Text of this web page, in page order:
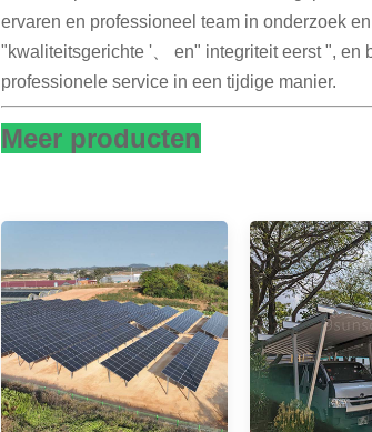
ervaren en professioneel team in onderzoek
"kwaliteitsgerichte '、 en" integriteit eerst ",
professionele service in een tijdige manier.
Meer producten